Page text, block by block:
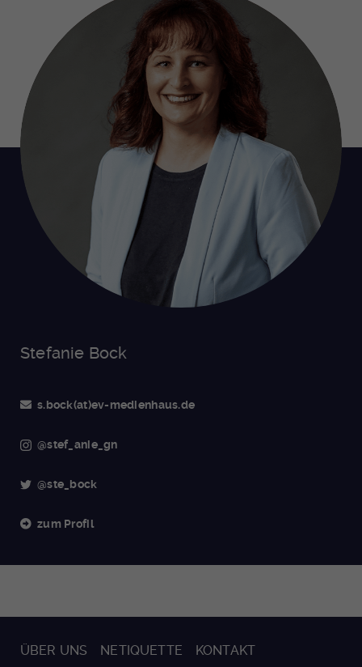
Stefanie Bock
s.bock(at)ev-medienhaus.de
@stef_anie_gn
@ste_bock
zum Profil
ÜBER UNS NETIQUETTE KONTAKT